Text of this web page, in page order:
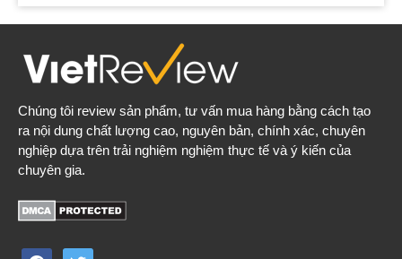
Chúng tôi review sản phẩm, tư vấn mua hàng bằng cách tạo
ra nội dung chất lượng cao, nguyên bản, chính xác, chuyên
nghiệp dựa trên trải nghiệm nghiệm thực tế và ý kiến của
chuyên gia.